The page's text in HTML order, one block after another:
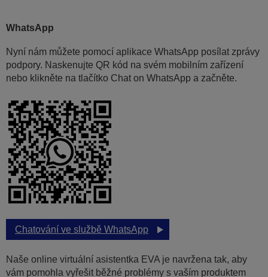
WhatsApp
Nyní nám můžete pomocí aplikace WhatsApp posílat zprávy
podpory. Naskenujte QR kód na svém mobilním zařízení
nebo klikněte na tlačítko Chat on WhatsApp a začněte.
Chatování ve službě WhatsApp
Naše online virtuální asistentka EVA je navržena tak, aby
vám pomohla vyřešit běžné problémy s vaším produktem